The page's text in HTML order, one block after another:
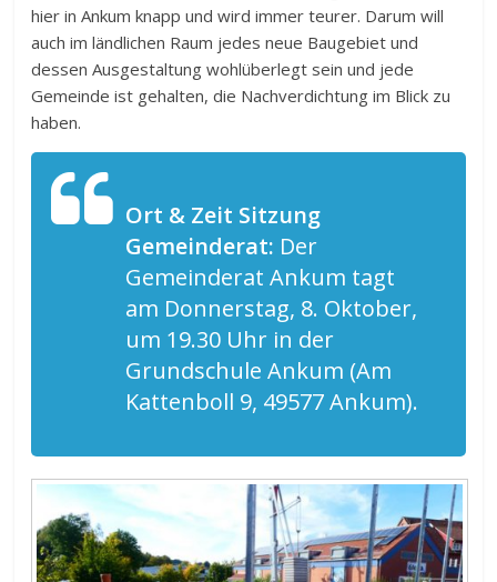
hier in Ankum knapp und wird immer teurer. Darum will
auch im ländlichen Raum jedes neue Baugebiet und
dessen Ausgestaltung wohlüberlegt sein und jede
Gemeinde ist gehalten, die Nachverdichtung im Blick zu
haben.
Ort & Zeit Sitzung
Gemeinderat: Der
Gemeinderat Ankum tagt
am Donnerstag, 8. Oktober,
um 19.30 Uhr in der
Grundschule Ankum (Am
Kattenboll 9, 49577 Ankum).